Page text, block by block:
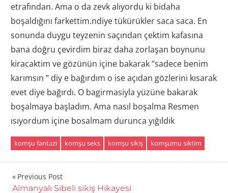
etrafından. Ama o da zevk alıyordu ki bidaha
boşaldığını farkettim.ndiye tükürükler saca saca. En
sonunda duygu teyzenin saçından çektim kafasına
bana doğru çevirdim biraz daha zorlaşan boynunu
kiracaktim ve gözünün içine bakarak “sadece benim
karımsın ” diy e bağırdım o ise açıdan gözlerini kısarak
evet diye bağırdı. O bagirmasiyla yüzüne bakarak
boşalmaya başladım. Ama nasıl boşalma Resmen
ısıyordum içine bosalmam durunca yığıldık
komşu fantazi komşu seks komşu sikiş komşumu siktim
Yazı
Previous Post
Almanyalı Sibeli sikiş Hikayesi